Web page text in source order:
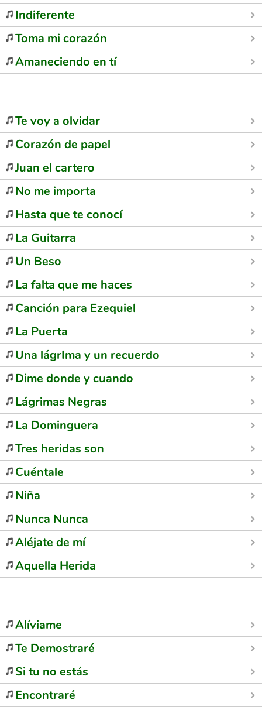
Indiferente
Toma mi corazón
Amaneciendo en tí
Te voy a olvidar
Corazón de papel
Juan el cartero
No me importa
Hasta que te conocí
La Guitarra
Un Beso
La falta que me haces
Canción para Ezequiel
La Puerta
Una lágrIma y un recuerdo
Dime donde y cuando
Lágrimas Negras
La Dominguera
Tres heridas son
Cuéntale
Niña
Nunca Nunca
Aléjate de mí
Aquella Herida
Alíviame
Te Demostraré
Si tu no estás
Encontraré